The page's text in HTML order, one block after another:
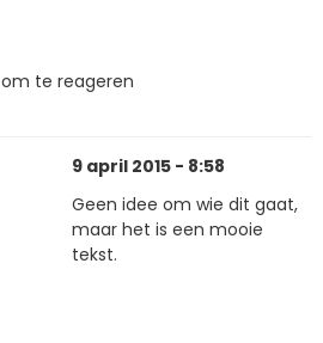
om te reageren
9 april 2015 - 8:58
Geen idee om wie dit gaat,
maar het is een mooie
tekst.